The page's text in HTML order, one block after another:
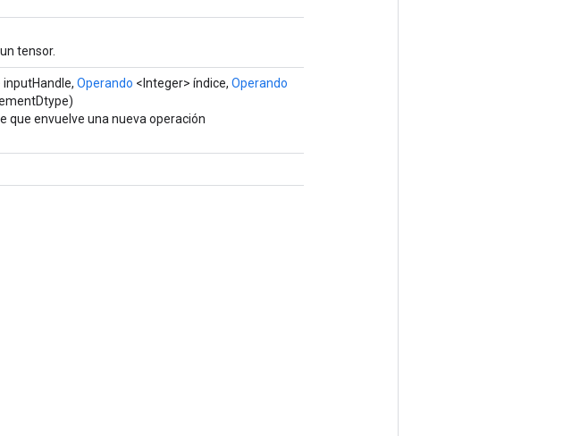
tensor.
inputHandle, Operando <Integer> índice, Operando
que envuelve una nueva operación